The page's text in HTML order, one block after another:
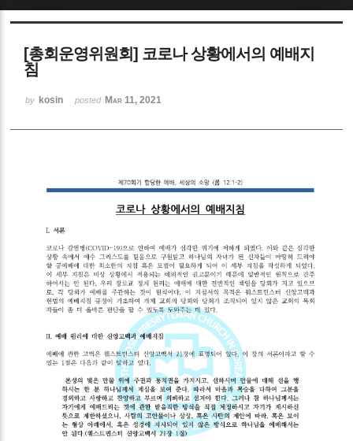
[총회운영위원회] 코로나 상황에서의 예배지
침
by kosin posted Mar 11, 2021
Sketchbook5, 스케치북5
Sketchbook5, 스케치북5